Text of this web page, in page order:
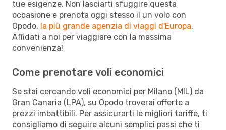
tue esigenze. Non lasciarti sfuggire questa
occasione e prenota oggi stesso il un volo con
Opodo, la più grande agenzia di viaggi d'Europa.
Affidati a noi per viaggiare con la massima
convenienza!
Come prenotare voli economici
Se stai cercando voli economici per Milano (MIL) da
Gran Canaria (LPA), su Opodo troverai offerte a
prezzi imbattibili. Per assicurarti le migliori tariffe, ti
consigliamo di seguire alcuni semplici passi che ti